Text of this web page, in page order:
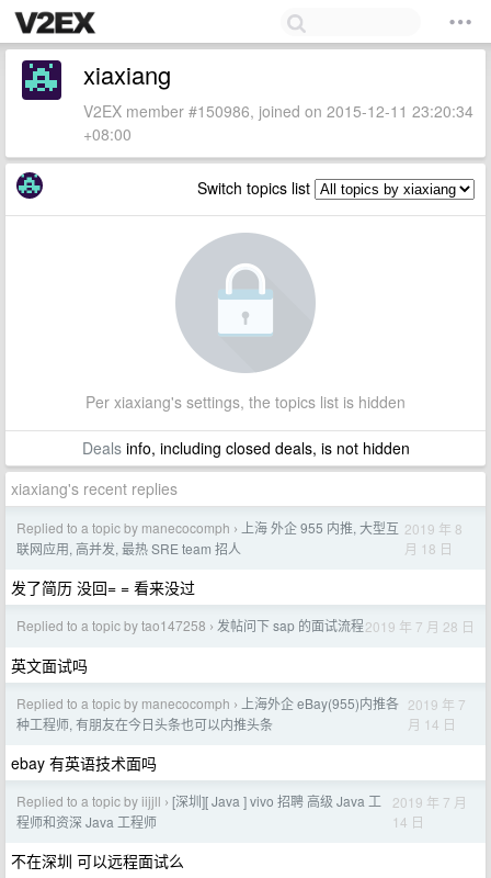
xiaxiang
V2EX member #150986, joined on 2015-12-11 23:20:34
+08:00
Switch topics list
Per xiaxiang's settings, the topics list is hidden
Dealsinfo, including closed deals, is not hidden
xiaxiang's recent replies
Replied to a topic by manecocomph ›
上海 外企 955 内推, 大型互
联网应用, 高并发, 最热 SRE team 招人
2019 年 8
月 18 日
发了简历 没回= = 看来没过
Replied to a topic by tao147258 › 发帖问下 sap 的面试流程2019 年 7 月 28 日
英文面试吗
Replied to a topic by manecocomph ›
上海外企 eBay(955)内推各
种工程师, 有朋友在今日头条也可以内推头条
2019 年 7
月 14 日
ebay 有英语技术面吗
Replied to a topic by iijjll › [深圳][ Java ] vivo 招聘 高级 Java 工
程师和资深 Java 工程师
2019 年 7 月
14 日
不在深圳 可以远程面试么